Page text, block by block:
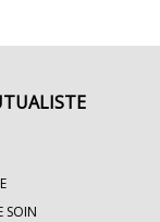
SOIN